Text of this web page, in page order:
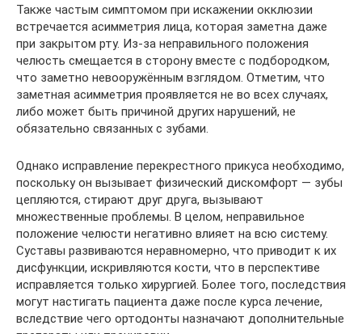
Также частым симптомом при искажении окклюзии
встречается асимметрия лица, которая заметна даже
при закрытом рту. Из-за неправильного положения
челюсть смещается в сторону вместе с подбородком,
что заметно невооружённым взглядом. Отметим, что
заметная асимметрия проявляется не во всех случаях,
либо может быть причиной других нарушений, не
обязательно связанных с зубами.
Однако исправление перекрестного прикуса необходимо,
поскольку он вызывает физический дискомфорт — зубы
цепляются, стирают друг друга, вызывают
множественные проблемы. В целом, неправильное
положение челюсти негативно влияет на всю систему.
Суставы развиваются неравномерно, что приводит к их
дисфункции, искривляются кости, что в перспективе
исправляется только хирургией. Более того, последствия
могут настигать пациента даже после курса лечение,
вследствие чего ортодонты назначают дополнительные